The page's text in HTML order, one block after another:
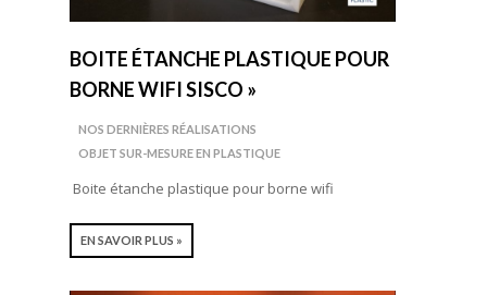
BOITE ÉTANCHE PLASTIQUE POUR
BORNE WIFI SISCO »
NOS DERNIÈRES RÉALISATIONS
OBJET SUR-MESURE EN PLASTIQUE
Boite étanche plastique pour borne wifi
EN SAVOIR PLUS »